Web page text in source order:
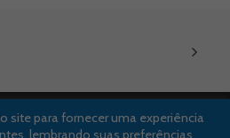
site para fornecer uma experiência
lembrando suas preferências